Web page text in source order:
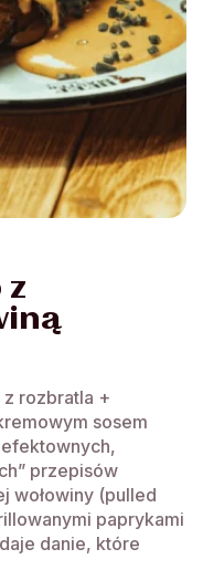
rozbratla +
sosem
przepisów
wołowiny (pulled
paprykami
danie, które